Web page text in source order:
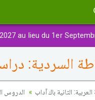
au lieu du 1er
السردية:
العربية: الثانية باك آداب الدروس